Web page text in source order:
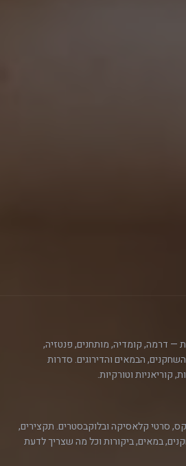
— דרמה, קומדיה, מותחנים, פנטזיה,
הבמאים והדירוגים. סדרות
קוריאניות וטורקיות.
סרטי קלאסיקה ובלוקבסטרים. תקצירים,
במאים, ביקורות וכל מה שצריך לדעת